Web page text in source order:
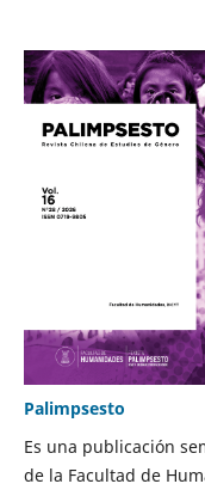
Palimpsesto
Es una publicación
de la Facultad de